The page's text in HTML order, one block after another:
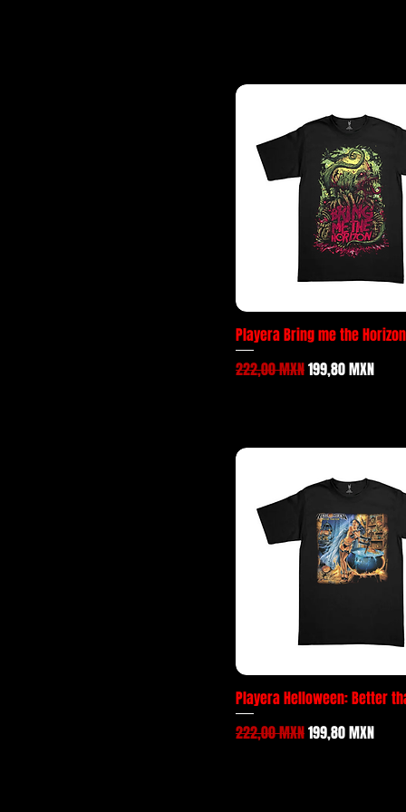
Playera Bring me the
Precio
222,00 MXNPrecio de oferta
199,80 MXN
Playera Helloween: Better
Precio
222,00 MXNPrecio de oferta
199,80 MXN